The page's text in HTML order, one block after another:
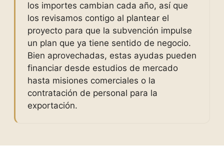
los importes cambian cada año, así que
los revisamos contigo al plantear el
proyecto para que la subvención impulse
un plan que ya tiene sentido de negocio.
Bien aprovechadas, estas ayudas pueden
financiar desde estudios de mercado
hasta misiones comerciales o la
contratación de personal para la
exportación.